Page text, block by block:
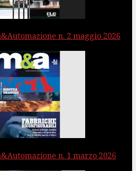
n. 2 maggio 2026
n. 1 marzo 2026